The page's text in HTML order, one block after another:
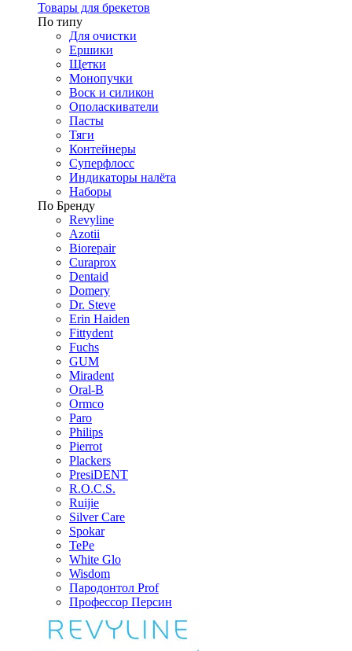
Товары для брекетов
По типу
Для очистки
Ершики
Щетки
Монопучки
Воск и силикон
Ополаскиватели
Пасты
Тяги
Контейнеры
Суперфлосс
Индикаторы налёта
Наборы
По Бренду
Revyline
Azotii
Biorepair
Curaprox
Dentaid
Domery
Dr. Steve
Erin Haiden
Fittydent
Fuchs
GUM
Miradent
Oral-B
Ormco
Paro
Philips
Pierrot
Plackers
PresiDENT
R.O.C.S.
Ruijie
Silver Care
Spokar
TePe
White Glo
Wisdom
Пародонтол Prof
Профессор Персин